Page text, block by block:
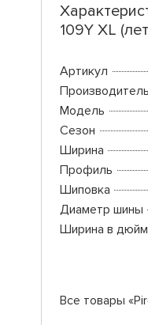
109Y XL
Артикул
Производитель
Модель
Сезон
Ширина
Профиль
Шиповка
Диаметр шины
Ширина в
Все товары